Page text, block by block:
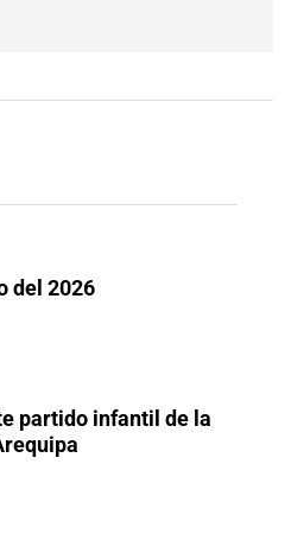
del 2026
partido infantil de la